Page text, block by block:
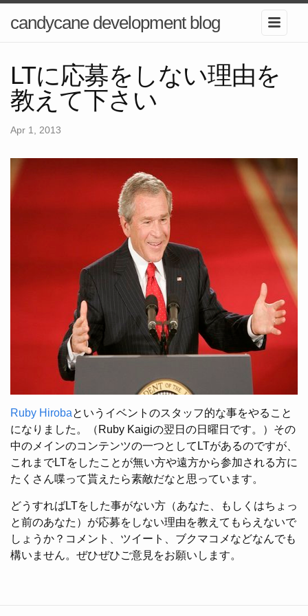
candycane development blog
LTに応募をしない理由を
教えて下さい
Apr 1, 2013
Ruby Hirobaというイベントのスタッフ的な事をやること
になりました。（Ruby Kaigiの翌日の日曜日です。）その
中のメインのコンテンツの一つとしてLTがあるのですが、
これまでLTをしたことが無い方や遠方から参加される方に
たくさん喋って貰えたら素敵だなと思っています。
どうすればLTをした事がない方（あなた、もしくはちょっ
と前のあなた）が応募をしない理由を教えてもらえないで
しょうか？コメント、ツイート、ブクマコメなどなんでも
構いません。ぜひぜひご意見をお願いします。